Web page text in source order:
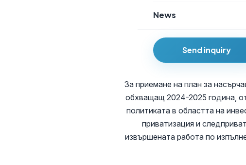
News
Send inquiry
За приемане на план за
обхващащ 2024-2025 година,
политиката в областта на
приватизация и
извършената работа по